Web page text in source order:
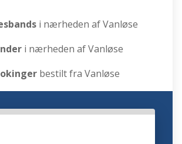
i nærheden af Vanløse
i nærheden af Vanløse
bestilt fra Vanløse